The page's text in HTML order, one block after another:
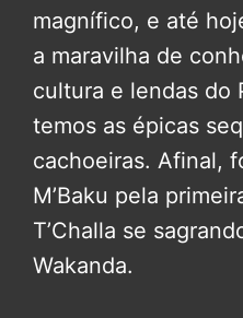
magnífico, e até
a maravilha de
cultura e lendas do
temos as épicas
cachoeiras. Afinal,
M’Baku pela
T’Challa se
Wakanda.